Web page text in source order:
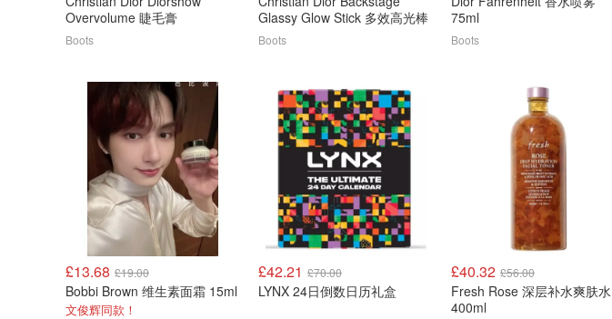
Overvolume 睫毛膏
Boots
Glassy Glow Stick 多效高光棒
Boots
75ml
Boots
£13.68 £19.00
Bobbi Brown 维生素面霜 15ml
文俊辉同款！
£42.21 £70.00
LYNX 24日倒数日历礼盒
£40.32 £56.00
Fresh Rose 深层补水爽肤水
400ml